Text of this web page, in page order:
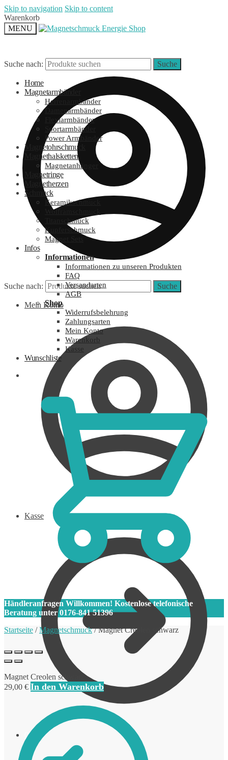
Skip to navigation Skip to content
Warenkorb
MENU
Suche nach: Suche
Mein Konto
Kasse
0,00 €
Suche nach: Suche
Home
Magnetarmbänder
Herrenarmbänder
Damenarmbänder
Flexiarmbänder
Sportarmbänder
Power Armbänder
Magnetohrschmuck
Magnethalsketten
Magnetanhänger
Magnetringe
Magnetherzen
Schmuck
Keramikschmuck
Wolframschmuck
Titanschmuck
Kupferschmuck
Magnet Sets
Infos
Informationen
Informationen zu unseren Produkten
FAQ
Versandarten
AGB
Shop
Widerrufsbelehrung
Zahlungsarten
Mein Konto
Warenkorb
Kasse
Wunschliste
Händleranfragen Willkommen! Kostenlose telefonische
Beratung unter 0176-841 51396
Startseite /Magnetschmuck/Magnet Creolen schwarz
Magnet Creolen schwarz
29,00 € In den Warenkorb